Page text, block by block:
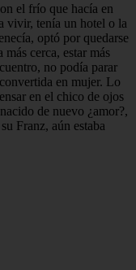
el frío que hacía en
vivir, tenía un hotel o la
optó por quedarse
más cerca, estar más
no podía parar
en mujer. Lo
en el chico de ojos
de nuevo ¿amor?,
Franz, aún estaba